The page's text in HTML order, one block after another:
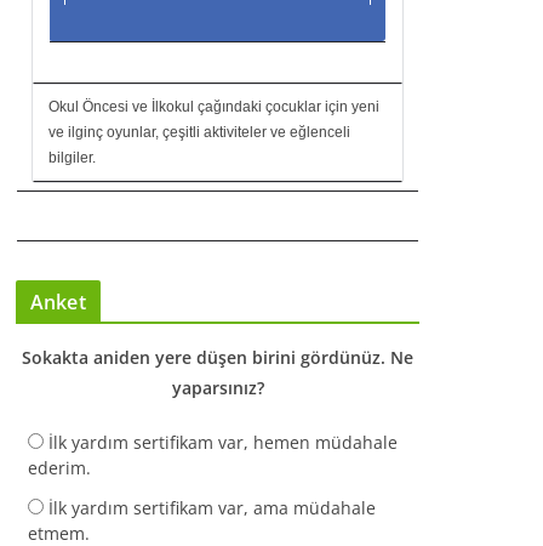
Okul Öncesi ve İlkokul çağındaki çocuklar için yeni
ve ilginç oyunlar, çeşitli aktiviteler ve eğlenceli
bilgiler.
Anket
Sokakta aniden yere düşen birini gördünüz. Ne
yaparsınız?
İlk yardım sertifikam var, hemen müdahale
ederim.
İlk yardım sertifikam var, ama müdahale
etmem.